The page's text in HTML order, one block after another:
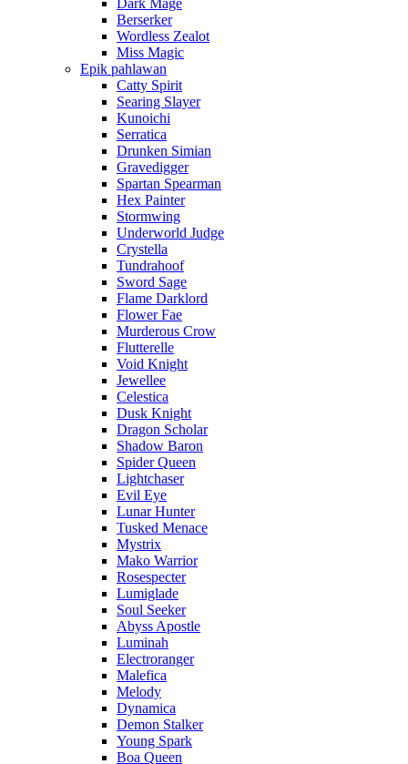
Dark Mage
Berserker
Wordless Zealot
Miss Magic
Epik pahlawan
Catty Spirit
Searing Slayer
Kunoichi
Serratica
Drunken Simian
Gravedigger
Spartan Spearman
Hex Painter
Stormwing
Underworld Judge
Crystella
Tundrahoof
Sword Sage
Flame Darklord
Flower Fae
Murderous Crow
Flutterelle
Void Knight
Jewellee
Celestica
Dusk Knight
Dragon Scholar
Shadow Baron
Spider Queen
Lightchaser
Evil Eye
Lunar Hunter
Tusked Menace
Mystrix
Mako Warrior
Rosespecter
Lumiglade
Soul Seeker
Abyss Apostle
Luminah
Electroranger
Malefica
Melody
Dynamica
Demon Stalker
Young Spark
Boa Queen